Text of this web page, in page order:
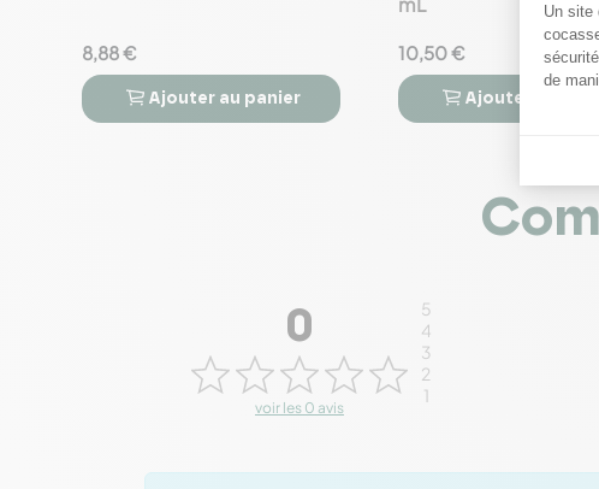
8,88 €
 
Ajouter au panier
10,50 €
 
Ajouter
0
voir les 0 avis
5
4
3
2
1